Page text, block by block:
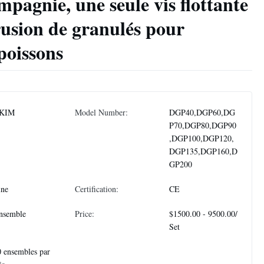
de granulés pour
Model Number:
DGP40,DGP60,DG
P70,DGP80,DGP90
,DGP100,DGP120,
DGP135,DGP160,D
GP200
Certification: CE
Price:
$1500.00 - 9500.00/
Set
ensembles par